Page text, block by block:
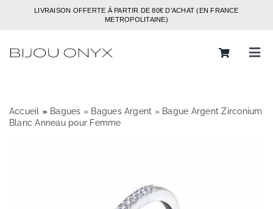
LIVRAISON OFFERTE À PARTIR DE 80€ D’ACHAT (EN FRANCE
METROPOLITAINE)
Bijoux
Accueil »
» Bagues » Bagues Argent » Bague Argent Zirconium
Blanc Anneau pour Femme